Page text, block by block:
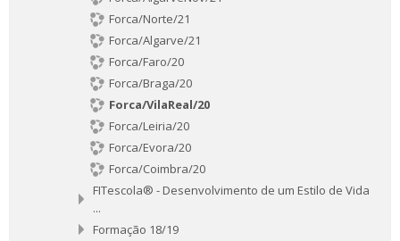
Forca/Norte/21
Forca/Algarve/21
Forca/Faro/20
Forca/Braga/20
Forca/VilaReal/20
Forca/Leiria/20
Forca/Evora/20
Forca/Coimbra/20
FITescola® - Desenvolvimento de um Estilo de Vida
...
Formação 18/19